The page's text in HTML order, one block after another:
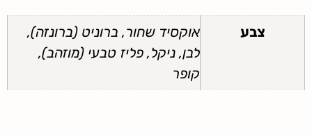
צבע
אוקסיד שחור, ברוניט (ברונזה),
לבן, ניקל, פליז טבעי (מוזהב),
קופר